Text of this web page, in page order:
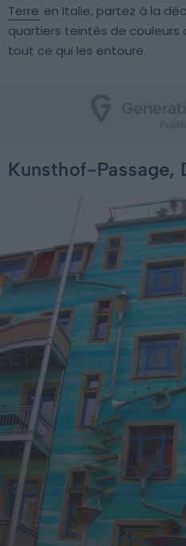
Terre en Italie, partez à la
quartiers teintés de couleurs
tout ce qui les entoure.
Kunsthof-Passage,